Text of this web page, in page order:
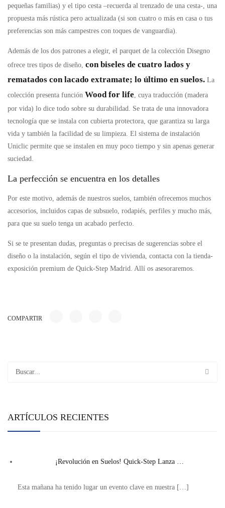
pequeñas familias) y el tipo cesta –recuerda al trenzado de una cesta-, una
propuesta más rústica pero actualizada (si son cuatro o más en casa o tus
preferencias son más campestres con toques de vanguardia).
Además de los dos patrones a elegir, el parquet de la colección Disegno
ofrece tres tipos de diseño, con biseles de cuatro lados y
rematados con lacado extramate; lo último en suelos. La
colección presenta función Wood for life, cuya traducción (madera
por vida) lo dice todo sobre su durabilidad. Se trata de una innovadora
tecnología que se instala con cubierta protectora, que garantiza su larga
vida y también la facilidad de su limpieza. El sistema de instalación
Uniclic permite que se instalen en muy poco tiempo y sin apenas generar
suciedad.
La perfección se encuentra en los detalles
Por este motivo, además de nuestros suelos, también ofrecemos muchos
accesorios, incluidos capas de subsuelo, rodapiés, perfiles y mucho más,
para que su suelo tenga un acabado perfecto.
Si se te presentan dudas, preguntas o precisas de sugerencias sobre el
diseño o la instalación, según el tipo de vivienda, contacta con la tienda-
exposición premium de Quick-Step Madrid. Allí os asesoraremos.
COMPARTIR
ARTÍCULOS RECIENTES
¡Revolución en Suelos! Quick-Step Lanza …
Esta mañana ha tenido lugar un evento clave en nuestra […]